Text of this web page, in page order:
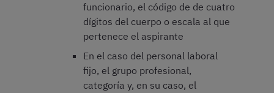
funcionario, el código de de cuatro
dígitos del cuerpo o escala al que
pertenece el aspirante
En el caso del personal laboral
fijo, el grupo profesional,
categoría y, en su caso, el